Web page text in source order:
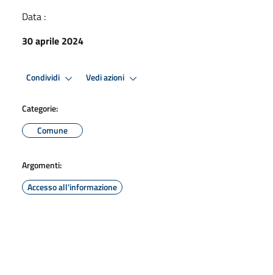
Data :
30 aprile 2024
Condividi Vedi azioni
Categorie:
Comune
Argomenti:
Accesso all'informazione